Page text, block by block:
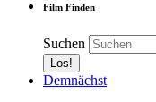
Film Finden
Suchen
Demnächst